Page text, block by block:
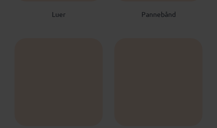
Luer Pannebånd